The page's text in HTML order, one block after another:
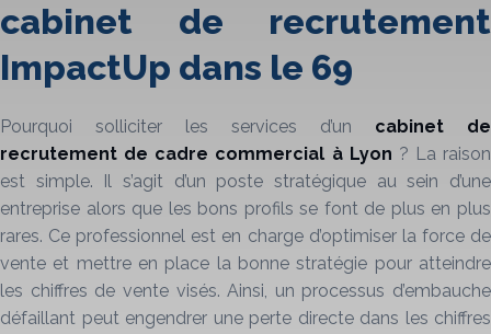
cabinet de recrutement
ImpactUp dans le 69
Pourquoi solliciter les services d’un cabinet de
recrutement de cadre commercial à Lyon ? La raison
est simple. Il s’agit d’un poste stratégique au sein d’une
entreprise alors que les bons profils se font de plus en plus
rares. Ce professionnel est en charge d’optimiser la force de
vente et mettre en place la bonne stratégie pour atteindre
les chiffres de vente visés. Ainsi, un processus d’embauche
défaillant peut engendrer une perte directe dans les chiffres